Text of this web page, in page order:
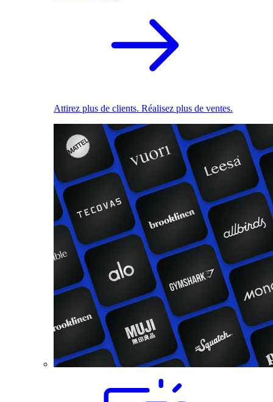
Attirez plus de clients. Réalisez plus de ventes.